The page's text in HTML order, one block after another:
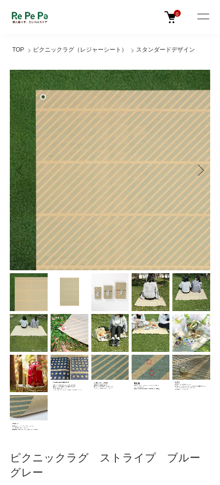
0
TOP ピクニックラグ（レジャーシート） スタンダードデザイン
ピクニックラグ ストライプ ブルー
グレー